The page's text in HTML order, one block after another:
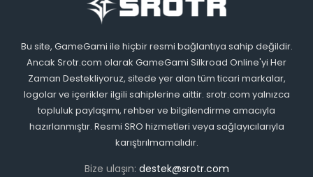
Bu site, GameGami ile hiçbir resmi bağlantıya sahip değildir.
Ancak Srotr.com olarak GameGami Silkroad Online'yi Her
Zaman Destekliyoruz, sitede yer alan tüm ticari markalar,
logolar ve içerikler ilgili sahiplerine aittir. srotr.com yalnızca
topluluk paylaşımı, rehber ve bilgilendirme amacıyla
hazırlanmıştır. Resmi SRO hizmetleri veya sağlayıcılarıyla
karıştırılmamalıdır.
Bize ulaşın: destek@srotr.com